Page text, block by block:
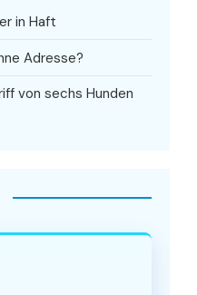
in Haft
Adresse?
von sechs Hunden